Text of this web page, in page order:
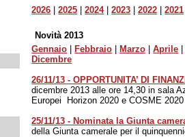
2026 |2025 |2024|2023 |2022 |2021
Novità 2013
Gennaio
Febbraio Marzo |Aprile
Dicembre
26/11/13 - OPPORTUNITA’ DI
dicembre 2013 alle ore 14,30 in sala
Europei Horizon 2020 e COSME
25/11/13 - Nominata la Giunta
della Giunta camerale per il